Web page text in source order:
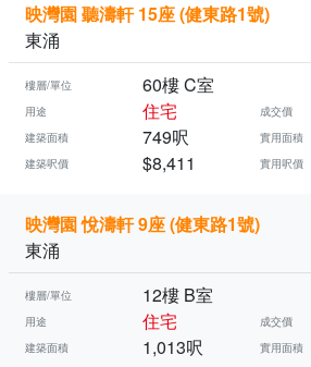
映灣園 聽濤軒 15座 (健東路1號)
東涌
樓層/單位 60樓 C室
用途 住宅 成交價
建築面積 749呎 實用面積
建築呎價 $8,411 實用呎價
映灣園 悅濤軒 9座 (健東路1號)
東涌
樓層/單位 12樓 B室
用途 住宅 成交價
建築面積 1,013呎 實用面積